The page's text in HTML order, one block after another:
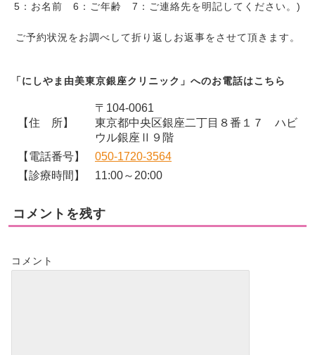
5：お名前 6：ご年齢 7：ご連絡先を明記してください。)
ご予約状況をお調べして折り返しお返事をさせて頂きます。
「にしやま由美東京銀座クリニック」へのお電話はこちら
【住 所】
〒104-0061
東京都中央区銀座二丁目８番１７ ハビ
ウル銀座Ⅱ９階
【電話番号】
050-1720-3564
【診療時間】
11:00～20:00
コメントを残す
コメント